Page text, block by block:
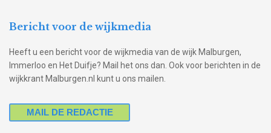
Bericht voor de wijkmedia
Heeft u een bericht voor de wijkmedia van de wijk Malburgen,
Immerloo en Het Duifje? Mail het ons dan. Ook voor berichten in de
wijkkrant Malburgen.nl kunt u ons mailen.
MAIL DE REDACTIE